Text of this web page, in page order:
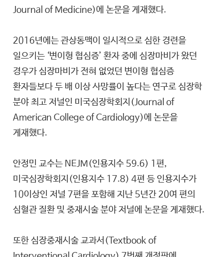
Journal of Medicine)에 논문을 게재했다.
2016년에는 관상동맥이 일시적으로 심한 경련을
일으키는 ‘변이형 협심증’ 환자 중에 심장마비가 왔던
경우가 심장마비가 전혀 없었던 변이형 협심증
환자들보다 두 배 이상 사망률이 높다는 연구로 심장학
분야 최고 저널인 미국심장학회지(Journal of
American College of Cardiology)에 논문을
게재했다.
안정민 교수는 NEJM(인용지수 59.6) 1편,
미국심장학회지(인용지수 17.8) 4편 등 인용지수가
10이상인 저널 7편을 포함해 지난 5년간 20여 편의
심혈관 질환 및 중재시술 분야 저널에 논문을 게재했다.
또한 심장중재시술 교과서(Textbook of